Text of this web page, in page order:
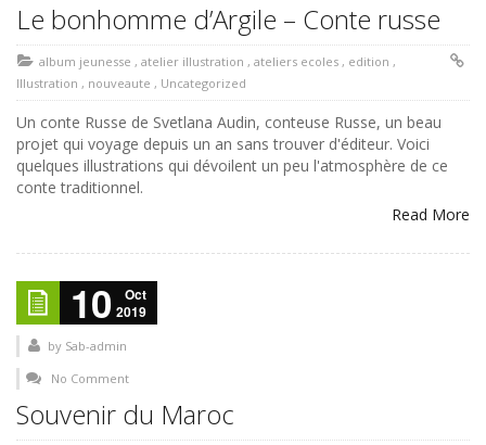
Le bonhomme d’Argile – Conte russe
album jeunesse , atelier illustration , ateliers ecoles , edition ,
Illustration , nouveaute , Uncategorized
Un conte Russe de Svetlana Audin, conteuse Russe, un beau
projet qui voyage depuis un an sans trouver d'éditeur. Voici
quelques illustrations qui dévoilent un peu l'atmosphère de ce
conte traditionnel.
Read More
10
Oct
2019
by Sab-admin
No Comment
Souvenir du Maroc